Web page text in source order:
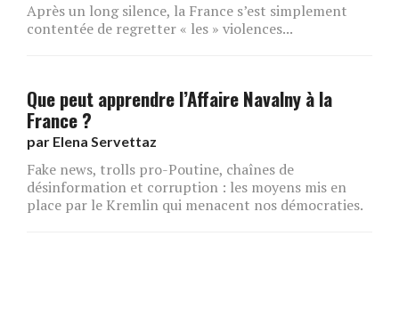
Après un long silence, la France s’est simplement
contentée de regretter « les » violences...
Que peut apprendre l’Affaire Navalny à la
France ?
par Elena Servettaz
Fake news, trolls pro-Poutine, chaînes de
désinformation et corruption : les moyens mis en
place par le Kremlin qui menacent nos démocraties.